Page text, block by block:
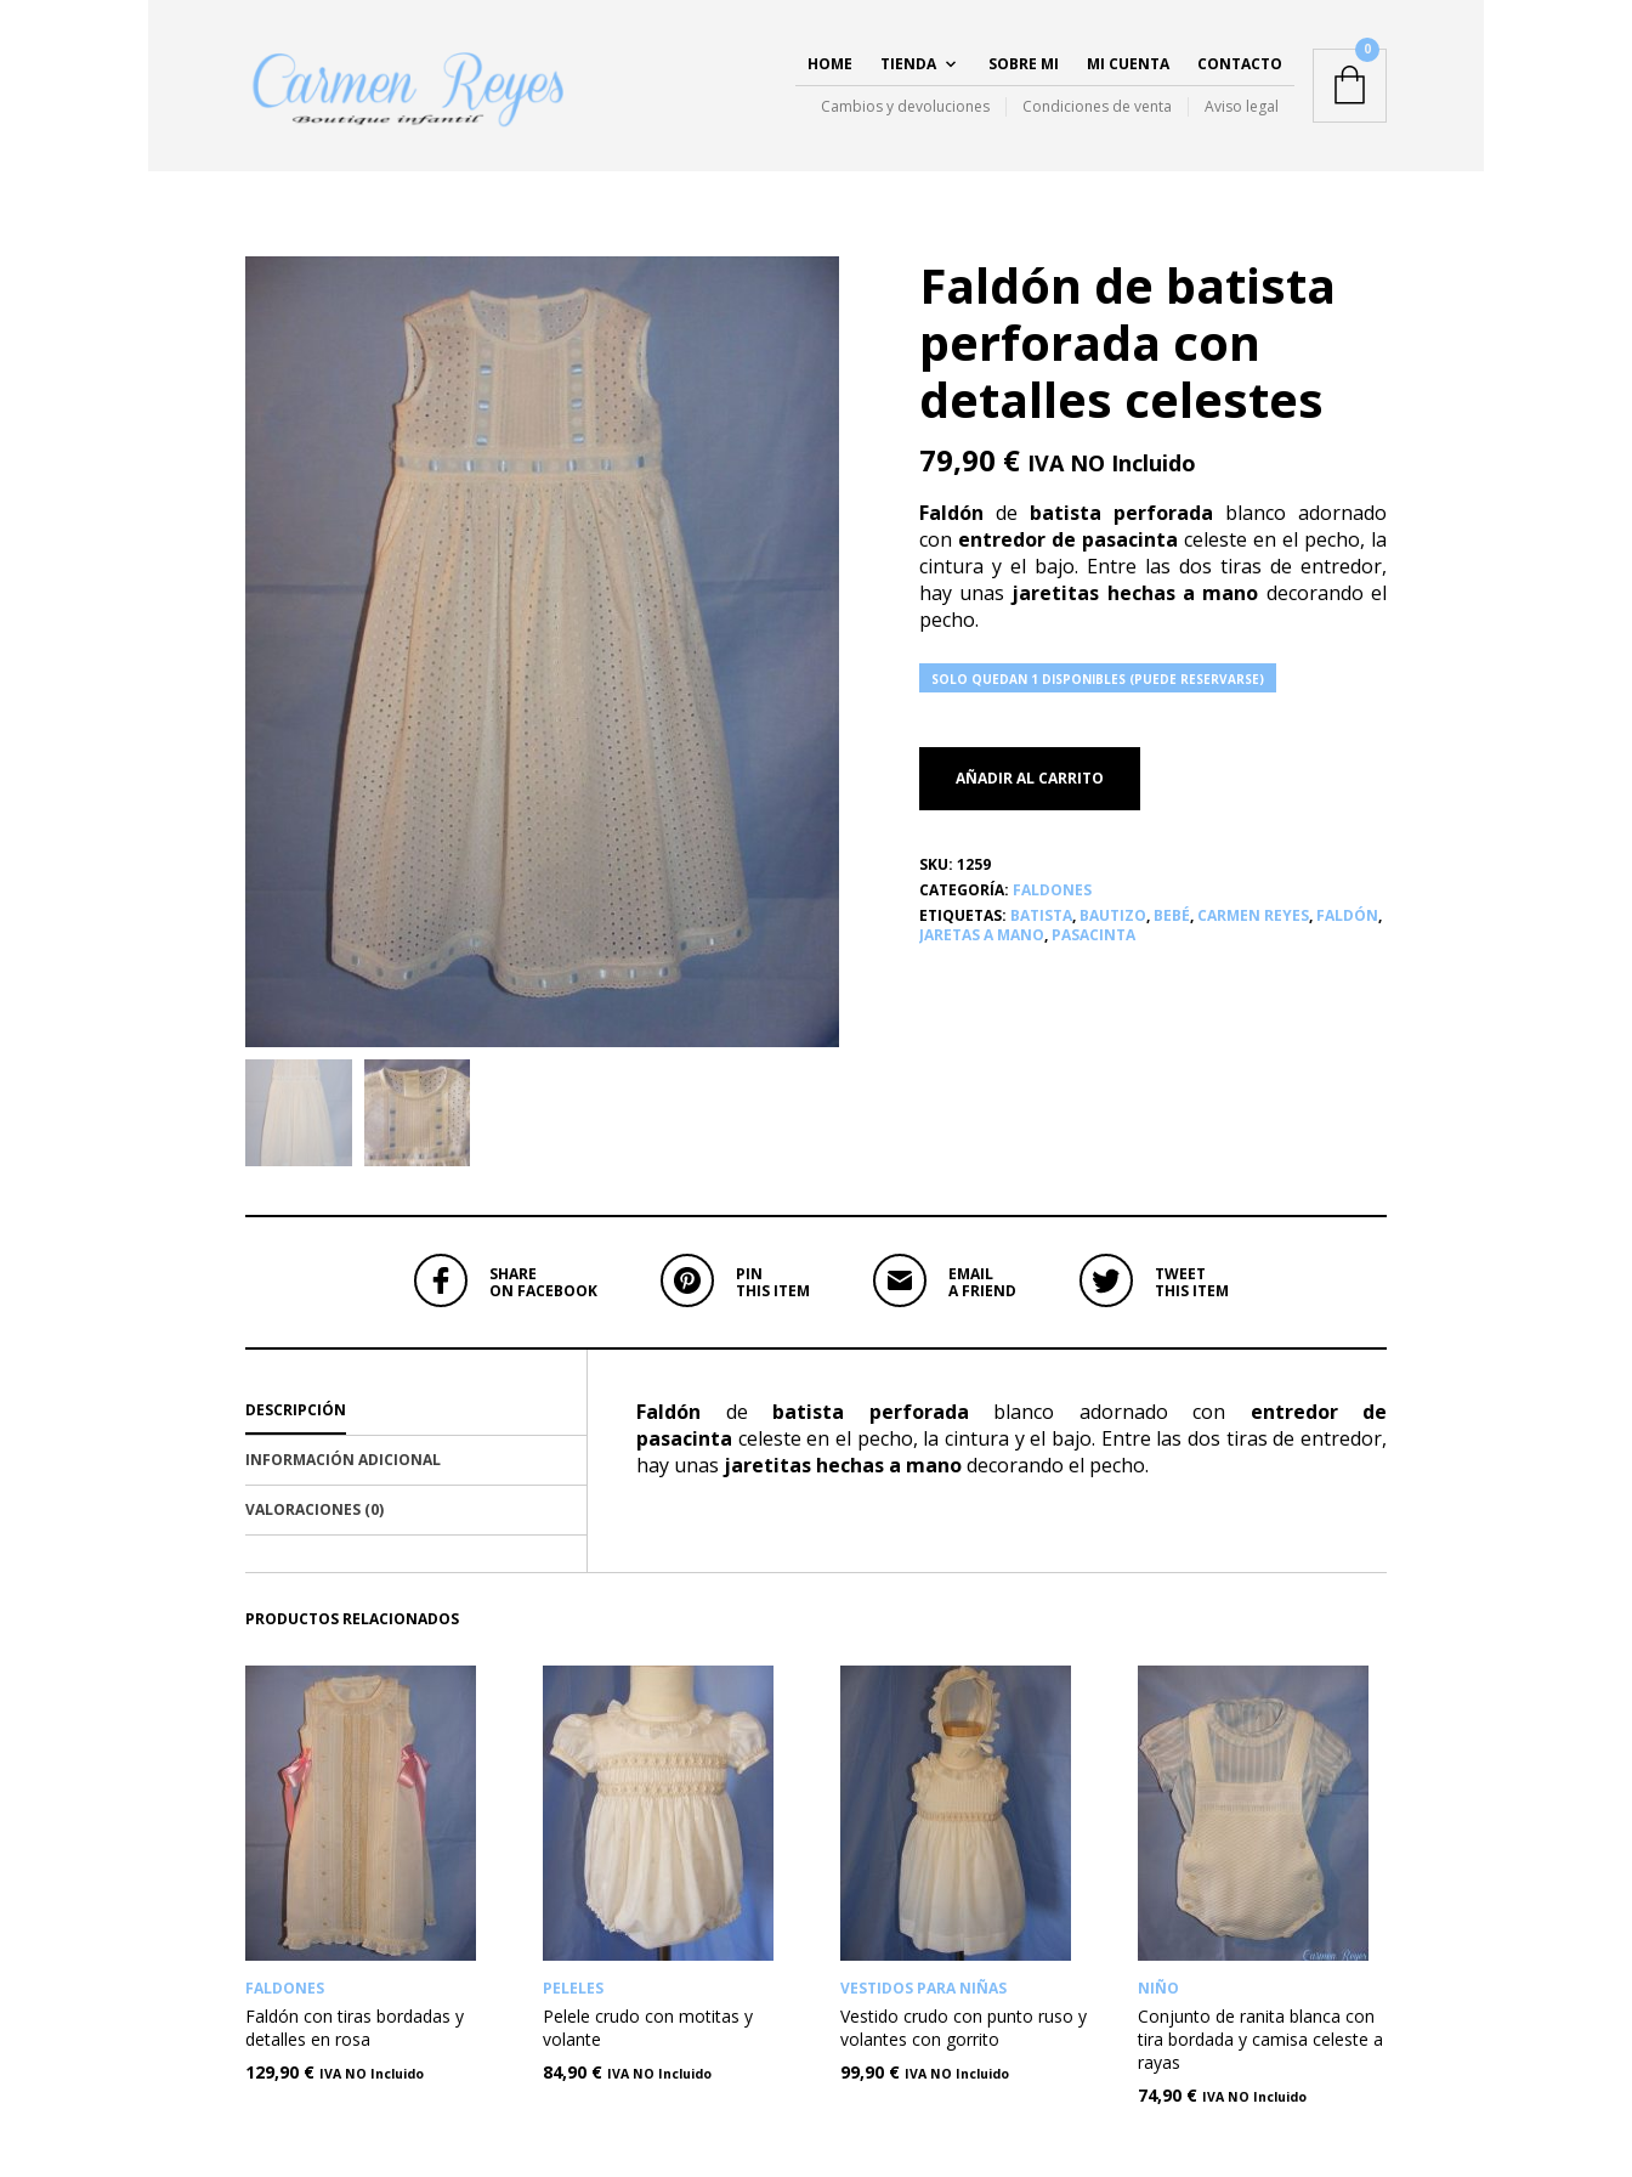
HOME TIENDA SOBRE MI MI CUENTA CONTACTO
Cambios y devoluciones Condiciones de venta Aviso legal
0
Faldón de batista
perforada con
detalles celestes
79,90 € IVA NO Incluido
Faldón de batista perforada blanco adornado
con entredor de pasacinta celeste en el pecho, la
cintura y el bajo. Entre las dos tiras de entredor,
hay unas jaretitas hechas a mano decorando el
pecho.
SOLO QUEDAN 1 DISPONIBLES (PUEDE RESERVARSE)
AÑADIR AL CARRITO
SKU: 1259
CATEGORÍA: FALDONES
ETIQUETAS: BATISTA, BAUTIZO, BEBÉ, CARMEN REYES, FALDÓN,
JARETAS A MANO, PASACINTA
SHARE
ON FACEBOOK
PIN
THIS ITEM
EMAIL
A FRIEND
TWEET
THIS ITEM
DESCRIPCIÓN
INFORMACIÓN ADICIONAL
VALORACIONES (0)
Faldón de batista perforada blanco adornado con entredor de
pasacinta celeste en el pecho, la cintura y el bajo. Entre las dos tiras de entredor,
hay unas jaretitas hechas a manodecorando el pecho.
PRODUCTOS RELACIONADOS
FALDONES
Faldón con tiras bordadas y
detalles en rosa
129,90 € IVA NO Incluido
PELELES
Pelele crudo con motitas y
volante
84,90 € IVA NO Incluido
VESTIDOS PARA NIÑAS
Vestido crudo con punto ruso y
volantes con gorrito
99,90 € IVA NO Incluido
NIÑO
Conjunto de ranita blanca con
tira bordada y camisa celeste a
rayas
74,90 € IVA NO Incluido